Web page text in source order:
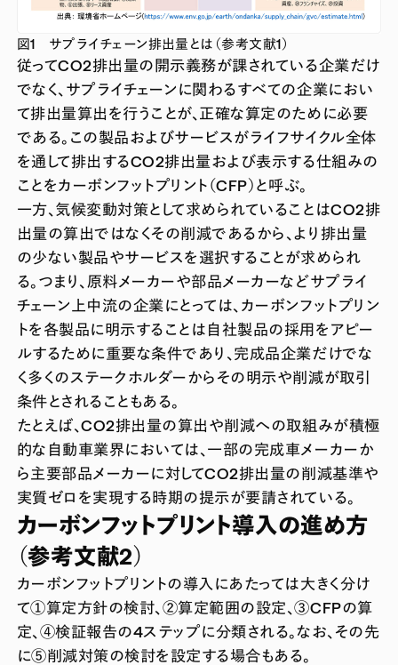
図1 サプライチェーン排出量とは（参考文献1）
従ってCO2排出量の開示義務が課されている企業だけ
でなく、サプライチェーンに関わるすべての企業におい
て排出量算出を行うことが、正確な算定のために必要
である。この製品およびサービスがライフサイクル全体
を通して排出するCO2排出量および表示する仕組みの
ことをカーボンフットプリント（CFP）と呼ぶ。
一方、気候変動対策として求められていることはCO2排
出量の算出ではなくその削減であるから、より排出量
の少ない製品やサービスを選択することが求められ
る。つまり、原料メーカーや部品メーカーなどサプライ
チェーン上中流の企業にとっては、カーボンフットプリン
トを各製品に明示することは自社製品の採用をアピー
ルするために重要な条件であり、完成品企業だけでな
く多くのステークホルダーからその明示や削減が取引
条件とされることもある。
たとえば、CO2排出量の算出や削減への取組みが積極
的な自動車業界においては、一部の完成車メーカーか
ら主要部品メーカーに対してCO2排出量の削減基準や
実質ゼロを実現する時期の提示が要請されている。
カーボンフットプリント導入の進め方
（参考文献2）
カーボンフットプリントの導入にあたっては大きく分け
て①算定方針の検討、②算定範囲の設定、③CFPの算
定、④検証報告の4ステップに分類される。なお、その先
に⑤削減対策の検討を設定する場合もある。